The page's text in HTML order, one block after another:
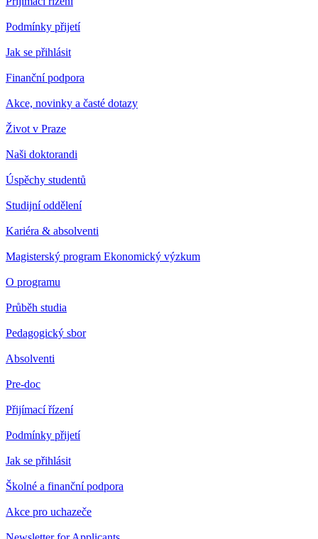
Podmínky přijetí
Jak se přihlásit
Finanční podpora
Akce, novinky a časté dotazy
Život v Praze
Naši doktorandi
Úspěchy studentů
Studijní oddělení
Kariéra & absolventi
Magisterský program Ekonomický výzkum
O programu
Průběh studia
Pedagogický sbor
Absolventi
Pre-doc
Přijímací řízení
Podmínky přijetí
Jak se přihlásit
Školné a finanční podpora
Akce pro uchazeče